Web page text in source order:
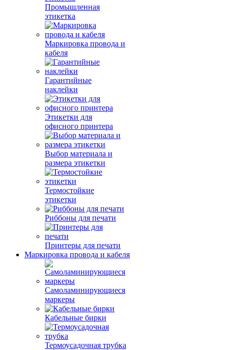
Промышленная
этикетка
Маркировка провода и
кабеля
Гарантийные
наклейки
Этикетки для
офисного принтера
Выбор материала и
размера этикетки
Термостойкие
этикетки
Риббоны для печати
Принтеры для печати
Маркировка провода и кабеля
Самоламинирующиеся
маркеры
Кабельные бирки
Термоусадочная трубка